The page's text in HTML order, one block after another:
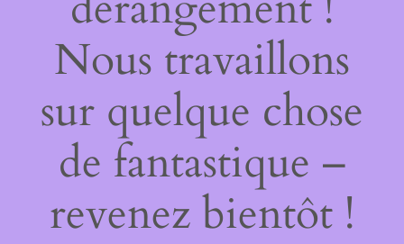
Nous travaillons
sur quelque chose
de fantastique –
revenez bientôt !